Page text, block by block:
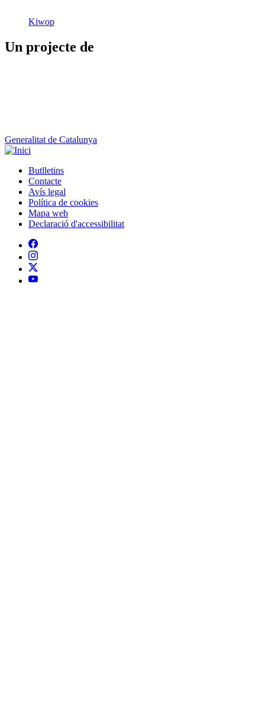
Kiwop
Un projecte de
Generalitat de Catalunya
Peu
Butlletins
Contacte
Avís legal
Política de cookies
Mapa web
Declaració d'accessibilitat